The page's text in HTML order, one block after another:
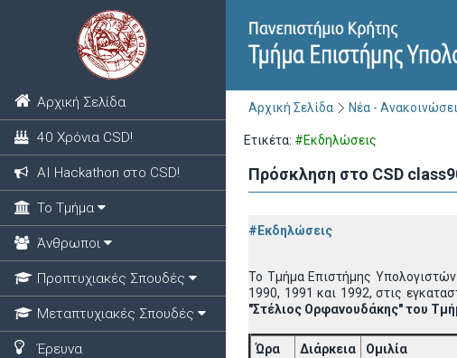
Αρχική Σελίδα
40 Χρόνια CSD!
ΑΙ Hackathon στο CSD!
Το Τμήμα
Άνθρωποι
Προπτυχιακές Σπουδές
Μεταπτυχιακές Σπουδές
Έρευνα
Αρχική Σελίδα Νέα -
Ετικέτα: #Εκδηλώσεις
Πρόσκληση στο CSD
#Εκδηλώσεις
Το Τμήμα Επιστήμης
1990, 1991 και 1992, στις
"Στέλιος Ορφανουδάκης" του
Ώρα Διάρκεια Ομιλία